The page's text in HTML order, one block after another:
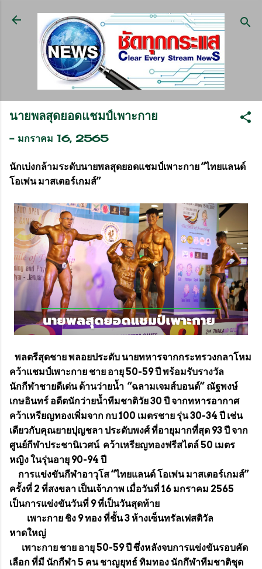
ข้ามไปที่เนื้อหาหลัก
นายพลสุดยอดแชมป์เพาะกาย
- มกราคม 16, 2565
นักเบ่งกล้ามระดับนายพลสุดยอดแชมป์เพาะกาย “ไทยแลนด์
โอเพ่น มาสเตอร์เกมส์”
พลตรีสุดชาย พลอยประดับ นายทหารจากกระทรวงกลาโหม
คว้าแชมป์เพาะกาย ชาย อายุ 50-59 ปี พร้อมรับรางวัล
นักกีฬาชายดีเด่น ด้านว่ายน้ำ “ฉลามเจมส์บอนด์” ณัฐพงษ์
เกษอินทร์ อดีตนักว่ายน้ำทีมชาติวัย 30 ปี จากทหารอากาศ
คว้าเหรียญทองเพิ่มจาก กบ 100 เมตรชาย รุ่น 30-34 ปี เช่น
เดียวกับคุณยายปุญชลา ประดับพงศ์ ที่อายุมากที่สุด 93 ปี จาก
ศูนย์กีฬาประชานิเวศน์ คว้าเหรียญทองฟรีสไตล์ 50 เมตร
หญิง ในรุ่นอายุ 90-94 ปี
การแข่งขันกีฬาอาวุโส “ไทยแลนด์ โอเพ่น มาสเตอร์เกมส์”
ครั้งที่ 2 ที่สงขลา เป็นเจ้าภาพ เมื่อวันที่ 16 มกราคม 2565
เป็นการแข่งขันวันที่ 9 ที่เป็นวันสุดท้าย
เพาะกาย ชิง 9 ทอง ที่ชั้น 3 ห้างเซ็นทรัลเฟสติวัล
หาดใหญ่
เพาะกาย ชาย อายุ 50-59 ปี ซึ่งหลังจบการแข่งขันรอบคัด
เลือก ที่มี นักกีฬา 5 คน ชาญยุทธ์ ทิมทอง นักกึฬาทีมชาติชุด